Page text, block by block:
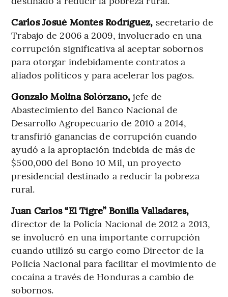
Carlos Josué Montes Rodríguez, secretario de
Trabajo de 2006 a 2009, involucrado en una
corrupción significativa al aceptar sobornos
para otorgar indebidamente contratos a
aliados políticos y para acelerar los pagos.
Gonzalo Molina Solórzano, jefe de
Abastecimiento del Banco Nacional de
Desarrollo Agropecuario de 2010 a 2014,
transfirió ganancias de corrupción cuando
ayudó a la apropiación indebida de más de
$500,000 del Bono 10 Mil, un proyecto
presidencial destinado a reducir la pobreza
rural.
Juan Carlos “El Tigre” Bonilla Valladares,
director de la Policía Nacional de 2012 a 2013,
se involucró en una importante corrupción
cuando utilizó su cargo como Director de la
Policía Nacional para facilitar el movimiento de
cocaína a través de Honduras a cambio de
sobornos.